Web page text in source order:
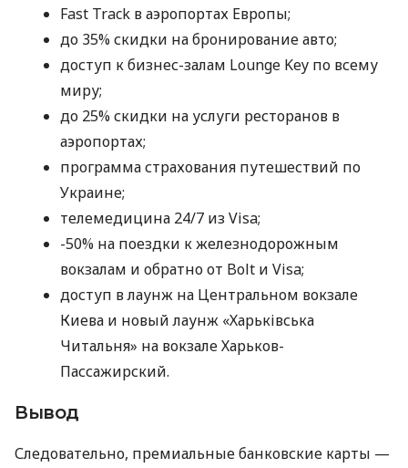
Fast Track в аэропортах Европы;
до 35% скидки на бронирование авто;
доступ к бизнес-залам Lounge Key по всему
миру;
до 25% скидки на услуги ресторанов в
аэропортах;
программа страхования путешествий по
Украине;
телемедицина 24/7 из Visa;
-50% на поездки к железнодорожным
вокзалам и обратно от Bolt и Visa;
доступ в лаунж на Центральном вокзале
Киева и новый лаунж «Харьківська
Читальня» на вокзале Харьков-
Пассажирский.
Вывод
Следовательно, премиальные банковские карты —